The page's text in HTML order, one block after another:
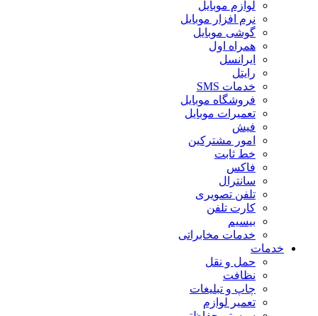
لوازم موبایل
نرم افزار موبایل
گوشی موبایل
همراه اول
ایرانسل
رایتل
خدمات SMS
فروشگاه موبایل
تعمیرات موبایل
فیش
امور مشترکین
خط ثابت
فاکس
سانترال
تلفن تصویری
کارت تلفن
بیسیم
خدمات مخابراتی
خدمات
حمل و نقل
نظافت
چاپ و تبلیغات
تعمیر لوازم